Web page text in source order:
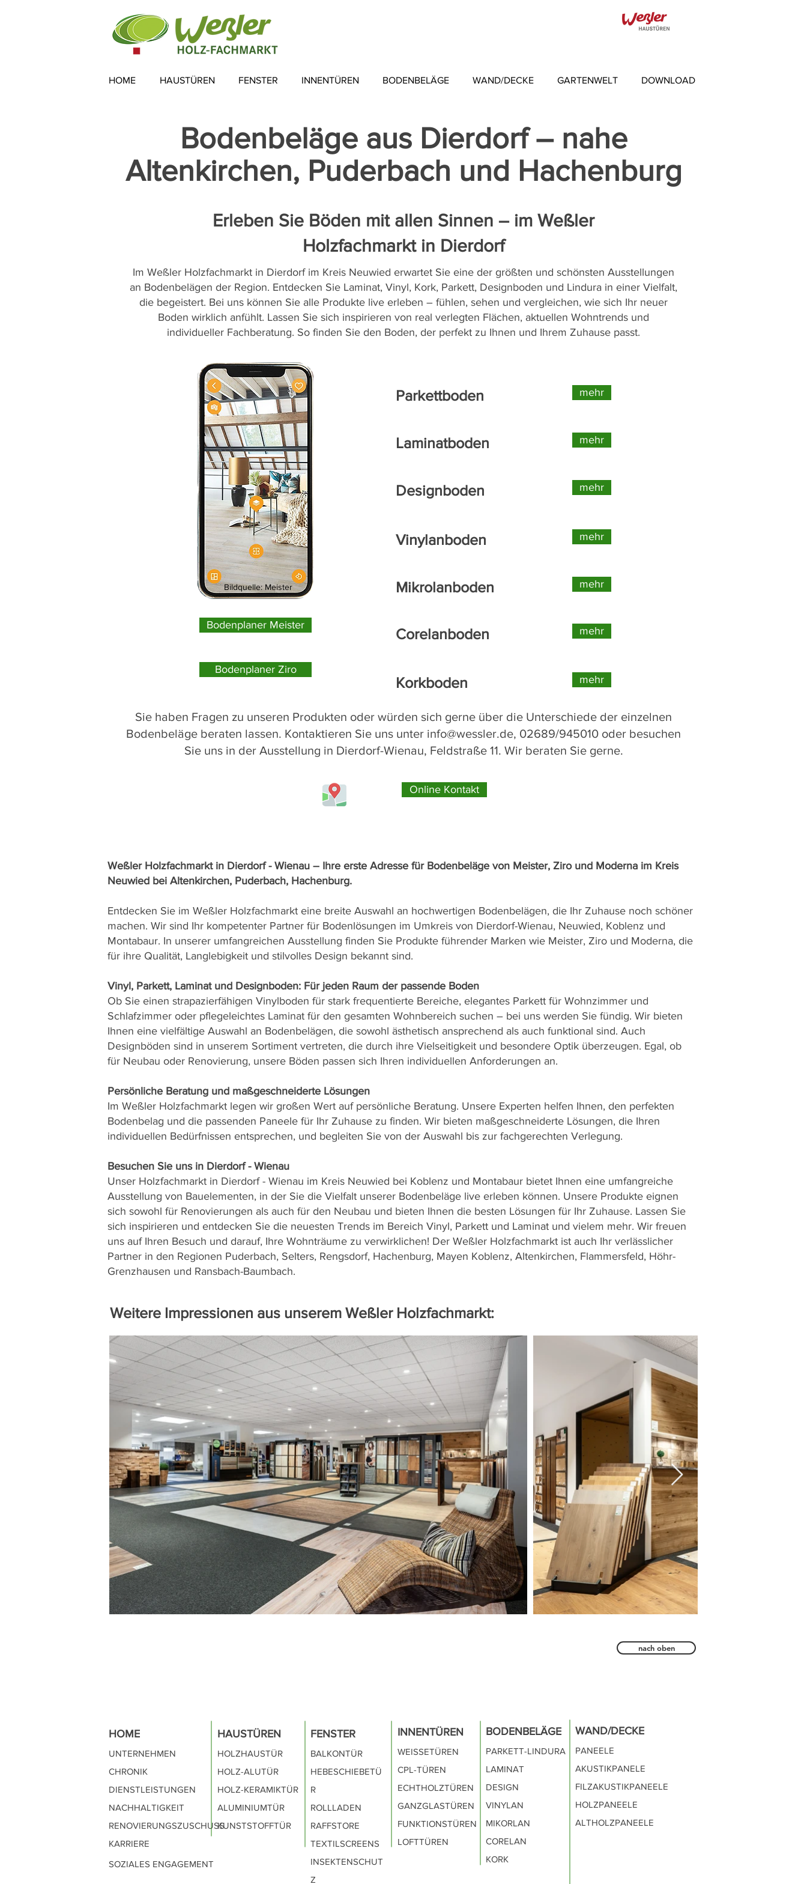
HOME HAUSTÜREN FENSTER INNENTÜREN BODENBELÄGE WAND/DECKE GARTENWELT DOWNLOAD
Bodenbeläge aus Dierdorf – nahe
Altenkirchen, Puderbach und Hachenburg
Im Weßler Holzfachmarkt in Dierdorf im Kreis Neuwied erwartet Sie eine der größten und schönsten Ausstellungen
an Bodenbelägen der Region. Entdecken Sie Laminat, Vinyl, Kork, Parkett, Designboden und Lindura in einer Vielfalt,
die begeistert. Bei uns können Sie alle Produkte live erleben – fühlen, sehen und vergleichen, wie sich Ihr neuer
Boden wirklich anfühlt. Lassen Sie sich inspirieren von real verlegten Flächen, aktuellen Wohntrends und
individueller Fachberatung. So finden Sie den Boden, der perfekt zu Ihnen und Ihrem Zuhause passt.
Erleben Sie Böden mit allen Sinnen – im Weßler
Holzfachmarkt in Dierdorf
Bildquelle: Meister
Bodenplaner Meister
Bodenplaner Ziro
Parkettboden mehr
Laminatboden mehr
Designboden mehr
Vinylanboden mehr
Mikrolanboden mehr
Corelanboden mehr
Korkboden mehr
Sie haben Fragen zu unseren Produkten oder würden sich gerne über die Unterschiede der einzelnen
Bodenbeläge beraten lassen. Kontaktieren Sie uns unter info@wessler.de, 02689/945010 oder besuchen
Sie uns in der Ausstellung in Dierdorf-Wienau, Feldstraße 11. Wir beraten Sie gerne.
Online Kontakt
Weßler Holzfachmarkt in Dierdorf - Wienau – Ihre erste Adresse für Bodenbeläge von Meister, Ziro und Moderna im Kreis
Neuwied bei Altenkirchen, Puderbach, Hachenburg.
Entdecken Sie im Weßler Holzfachmarkt eine breite Auswahl an hochwertigen Bodenbelägen, die Ihr Zuhause noch schöner
machen. Wir sind Ihr kompetenter Partner für Bodenlösungen im Umkreis von Dierdorf-Wienau, Neuwied, Koblenz und
Montabaur. In unserer umfangreichen Ausstellung finden Sie Produkte führender Marken wie Meister, Ziro und Moderna, die
für ihre Qualität, Langlebigkeit und stilvolles Design bekannt sind.
Vinyl, Parkett, Laminat und Designboden: Für jeden Raum der passende Boden
Ob Sie einen strapazierfähigen Vinylboden für stark frequentierte Bereiche, elegantes Parkett für Wohnzimmer und
Schlafzimmer oder pflegeleichtes Laminat für den gesamten Wohnbereich suchen – bei uns werden Sie fündig. Wir bieten
Ihnen eine vielfältige Auswahl an Bodenbelägen, die sowohl ästhetisch ansprechend als auch funktional sind. Auch
Designböden sind in unserem Sortiment vertreten, die durch ihre Vielseitigkeit und besondere Optik überzeugen. Egal, ob
für Neubau oder Renovierung, unsere Böden passen sich Ihren individuellen Anforderungen an.
Persönliche Beratung und maßgeschneiderte Lösungen
Im Weßler Holzfachmarkt legen wir großen Wert auf persönliche Beratung. Unsere Experten helfen Ihnen, den perfekten
Bodenbelag und die passenden Paneele für Ihr Zuhause zu finden. Wir bieten maßgeschneiderte Lösungen, die Ihren
individuellen Bedürfnissen entsprechen, und begleiten Sie von der Auswahl bis zur fachgerechten Verlegung.
Besuchen Sie uns in Dierdorf - Wienau
Unser Holzfachmarkt in Dierdorf - Wienau im Kreis Neuwied bei Koblenz und Montabaur bietet Ihnen eine umfangreiche
Ausstellung von Bauelementen, in der Sie die Vielfalt unserer Bodenbeläge live erleben können. Unsere Produkte eignen
sich sowohl für Renovierungen als auch für den Neubau und bieten Ihnen die besten Lösungen für Ihr Zuhause. Lassen Sie
sich inspirieren und entdecken Sie die neuesten Trends im Bereich Vinyl, Parkett und Laminat und vielem mehr. Wir freuen
uns auf Ihren Besuch und darauf, Ihre Wohnträume zu verwirklichen! Der Weßler Holzfachmarkt ist auch Ihr verlässlicher
Partner in den Regionen Puderbach, Selters, Rengsdorf, Hachenburg, Mayen Koblenz, Altenkirchen, Flammersfeld, Höhr-
Grenzhausen und Ransbach-Baumbach.
Weitere Impressionen aus unserem Weßler Holzfachmarkt:
nach oben
HOME
UNTERNEHMEN
CHRONIK
DIENSTLEISTUNGEN
NACHHALTIGKEIT
RENOVIERUNGSZUSCHUSS
KARRIERE
SOZIALES ENGAGEMENT
HAUSTÜREN
HOLZHAUSTÜR
HOLZ-ALUTÜR
HOLZ-KERAMIKTÜR
ALUMINIUMTÜR
KUNSTSTOFFTÜR
FENSTER
BALKONTÜR
HEBESCHIEBETÜ
R
ROLLLADEN
RAFFSTORE
TEXTILSCREENS
INSEKTENSCHUT
Z
BODENBELÄGE
PARKETT-LINDURA
LAMINAT
DESIGN
VINYL AN
MIKORLAN
CORELAN
KORK
WAND/DECKE
PANEELE
AKUSTIKPANELE
FILZAKUSTIKPANEELE
HOLZPANEELE
ALTHOLZPANEELE
INNENTÜREN
WEISSETÜREN
CPL-TÜREN
ECHTHOLZTÜREN
GANZGLASTÜREN
FUNKTIONSTÜREN
LOFTTÜREN